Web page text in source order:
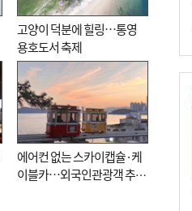
고양이 덕분에 힐링…통영
용호도서 축제
에어컨 없는 스카이캡슐·케
이블카…외국인관광객 추억